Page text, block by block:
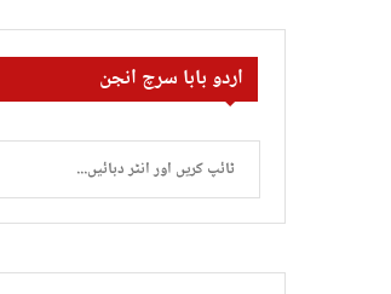
اردو بابا سرچ انجن